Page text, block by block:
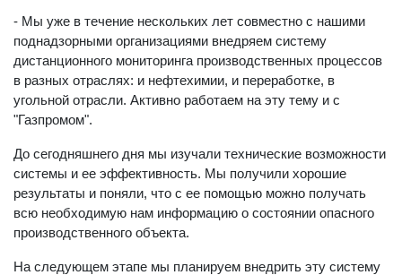
- Мы уже в течение нескольких лет совместно с нашими
поднадзорными организациями внедряем систему
дистанционного мониторинга производственных процессов
в разных отраслях: и нефтехимии, и переработке, в
угольной отрасли. Активно работаем на эту тему и с
"Газпромом".
До сегодняшнего дня мы изучали технические возможности
системы и ее эффективность. Мы получили хорошие
результаты и поняли, что с ее помощью можно получать
всю необходимую нам информацию о состоянии опасного
производственного объекта.
На следующем этапе мы планируем внедрить эту систему